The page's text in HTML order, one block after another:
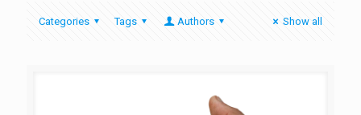
Categories Tags Authors Show all